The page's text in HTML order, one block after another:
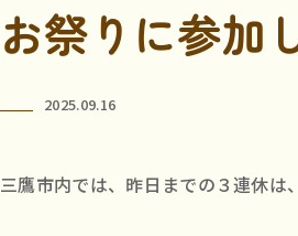
お祭りに参加
2025.09.16
三鷹市内では、昨日までの３連休